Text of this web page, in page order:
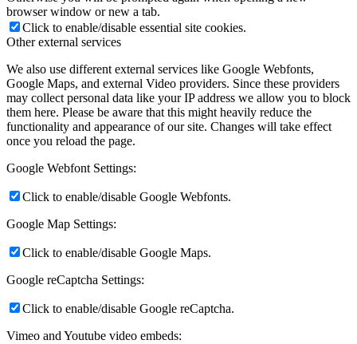
browser window or new a tab.
Click to enable/disable essential site cookies.
Other external services
We also use different external services like Google Webfonts,
Google Maps, and external Video providers. Since these providers
may collect personal data like your IP address we allow you to block
them here. Please be aware that this might heavily reduce the
functionality and appearance of our site. Changes will take effect
once you reload the page.
Google Webfont Settings:
Click to enable/disable Google Webfonts.
Google Map Settings:
Click to enable/disable Google Maps.
Google reCaptcha Settings:
Click to enable/disable Google reCaptcha.
Vimeo and Youtube video embeds: